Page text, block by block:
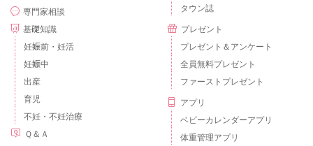
専門家相談
基礎知識
妊娠前・妊活
妊娠中
出産
育児
不妊・不妊治療
Ｑ＆Ａ
タウン誌
プレゼント
プレゼント＆アンケート
全員無料プレゼント
ファーストプレゼント
アプリ
ベビーカレンダーアプリ
体重管理アプリ